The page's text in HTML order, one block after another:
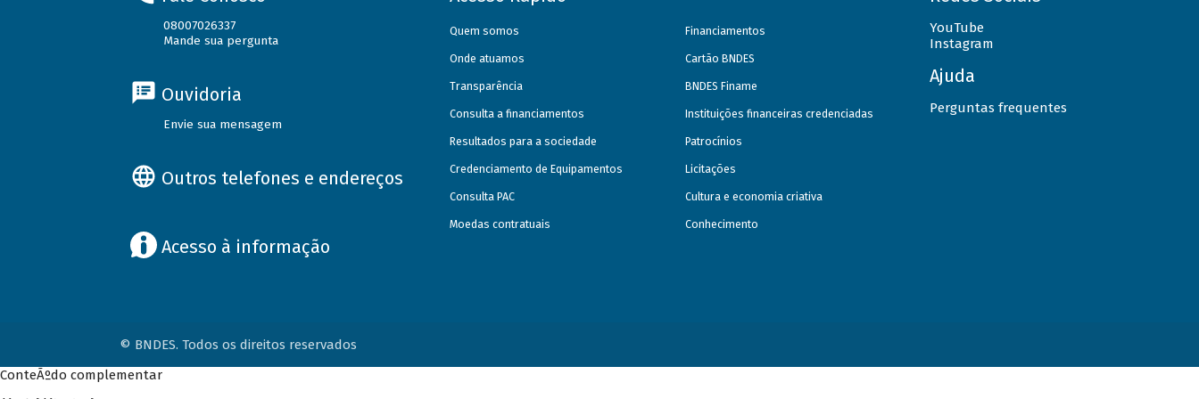
08007026337
Mande sua pergunta
Ouvidoria
Envie sua mensagem
Outros telefones e endereços
Acesso à informação
Quem somos
Onde atuamos
Transparência
Consulta a financiamentos
Resultados para a sociedade
Credenciamento de Equipamentos
Consulta PAC
Moedas contratuais
Financiamentos
Cartão BNDES
BNDES Finame
Instituições financeiras credenciadas
Patrocínios
Licitações
Cultura e economia criativa
Conhecimento
YouTube
Instagram
Ajuda
Perguntas frequentes
© BNDES. Todos os direitos reservados
ConteÃºdo complementar